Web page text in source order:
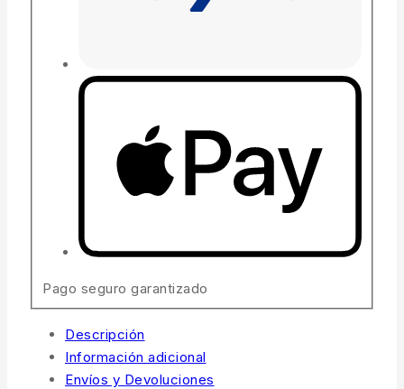
Pago seguro garantizado
Descripción
Información adicional
Envíos y Devoluciones